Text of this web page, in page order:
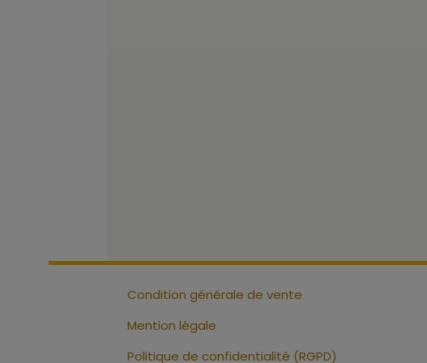
Condition générale de vente
Mention légale
Politique de confidentialité (RGPD)